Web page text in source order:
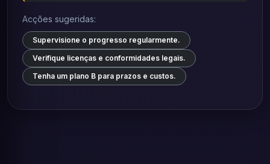
Acções sugeridas:
Supervisione o progresso regularmente.
Verifique licenças e conformidades legais.
Tenha um plano B para prazos e custos.